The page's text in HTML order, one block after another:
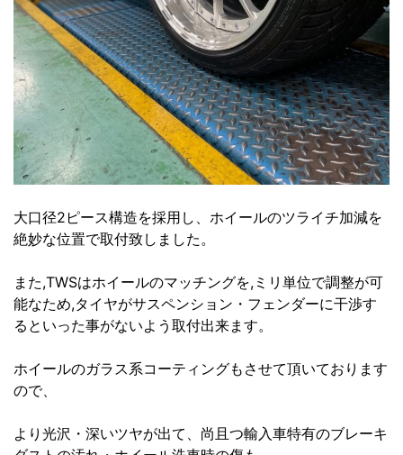
大口径2ピース構造を採用し、ホイールのツライチ加減を
絶妙な位置で取付致しました。
また,TWSはホイールのマッチングを,ミリ単位で調整が可
能なため,タイヤがサスペンション・フェンダーに干渉す
るといった事がないよう取付出来ます。
ホイールのガラス系コーティングもさせて頂いております
ので、
より光沢・深いツヤが出て、尚且つ輸入車特有のブレーキ